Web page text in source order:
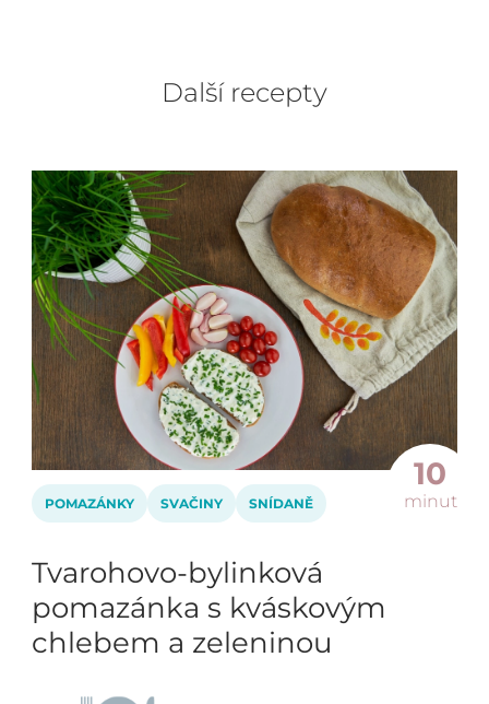
Další recepty
10
minut
POMAZÁNKY SVAČINY SNÍDANĚ
Tvarohovo-bylinková
pomazánka s kváskovým
chlebem a zeleninou